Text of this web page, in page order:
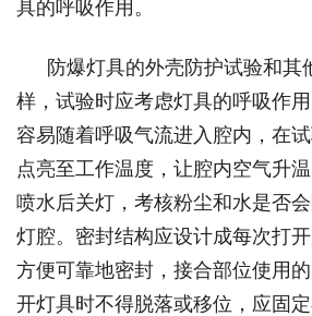
具的呼吸作用。
防爆灯具的外壳防护试验和其
样，试验时应考虑灯具的呼吸作
容易随着呼吸气流进入腔内，在
点亮至工作温度，让腔内空气升
喷水后关灯，考核粉尘和水是否
灯腔。密封结构应设计成每次打
方便可靠地密封，接合部位使用
开灯具时不得脱落或移位，应固